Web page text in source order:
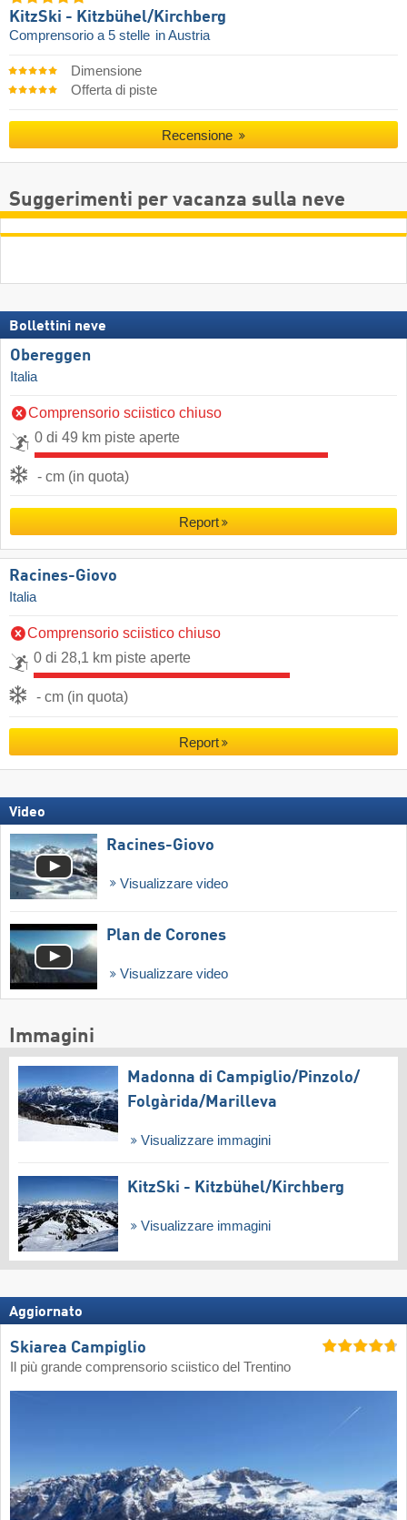
KitzSki - Kitzbühel/​Kirchberg
Comprensorio a 5 stelle in Austria
Dimensione
Offerta di piste
Recensione
Suggerimenti per vacanza sulla neve
Bollettini neve
Obereggen
Italia
Comprensorio sciistico chiuso
0 di 49 km piste aperte
- cm (in quota)
Report
Racines-Giovo
Italia
Comprensorio sciistico chiuso
0 di 28,1 km piste aperte
- cm (in quota)
Report
Video
Racines-Giovo
Visualizzare video
Plan de Corones
Visualizzare video
Immagini
Madonna di Campiglio/​Pinzolo/​
Folgàrida/​Marilleva
Visualizzare immagini
KitzSki - Kitzbühel/​Kirchberg
Visualizzare immagini
Aggiornato
Skiarea Campiglio
Il più grande comprensorio sciistico del Trentino